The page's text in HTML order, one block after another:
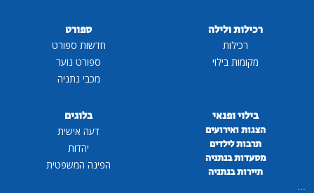
רכילות ולילה
רכילות
מקומות בילוי
ספורט
חדשות ספורט
ספורט נוער
מכבי נתניה
בילוי ופנאי
הצגות ואירועים
תרבות לילדים
מסעדות בנתניה
תיירות בנתניה
...
בלוגים
דעה אישית
יהדות
הפינה המשפטית